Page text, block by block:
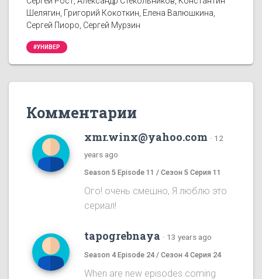
Шелягин, Григорий Кокоткин, Елена Валюшкина,
Сергей Пиоро, Сергей Мурзин
#УНИВЕР
Комментарии
xmr.winx@yahoo.com · 12
years ago
Season 5 Episode 11 / Сезон 5 Серия 11
Ого! очень смешно, Я люблю это
сериал!
tapogrebnaya · 13 years ago
Season 4 Episode 24 / Сезон 4 Серия 24
When are new episodes coming